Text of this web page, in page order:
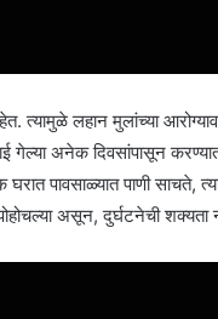
लहान मुलांच्या
गेल्या अनेक दिवसांपासून
पावसाळ्यात पाणी साचते,
असून, दुर्घटनेची शक्यता